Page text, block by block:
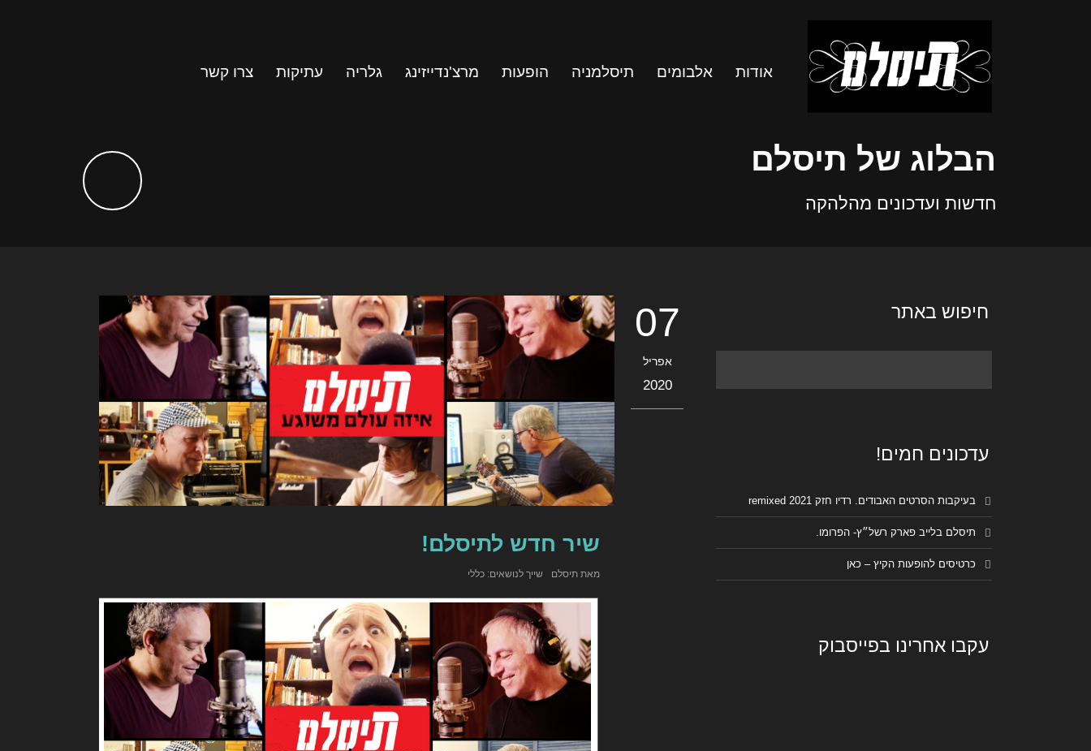
אודות אלבומים תיסלמניה הופעות מרצ'נדייזינג גלריה עתיקות צרו קשר
הבלוג של תיסלם
חדשות ועדכונים מהלהקה
07
אפריל
2020
שיר חדש לתיסלם!
מאת תיסלם כללי
חיפוש באתר
עדכונים חמים!
בעיקבות הסרטים האבודים. רדיו חזק remixed 2021
תיסלם בלייב פארק רשל״ץ- הפרומו.
כרטיסים להופעות הקיץ – כאן
עקבו אחרינו בפייסבוק